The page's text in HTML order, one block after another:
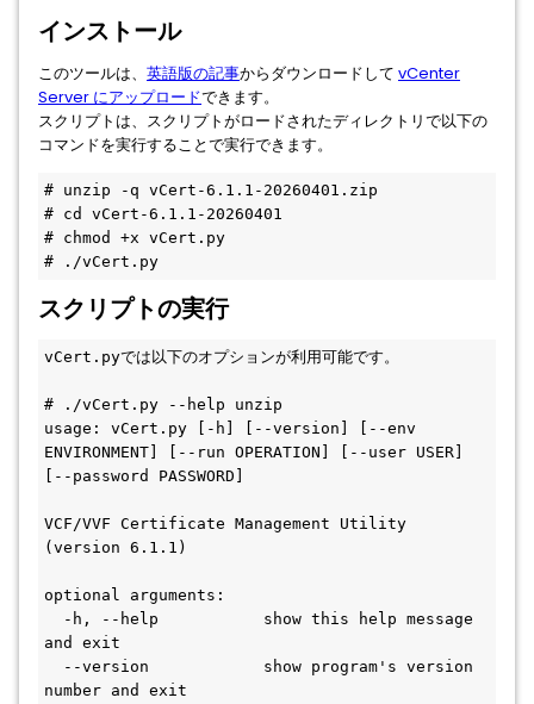
インストール
このツールは、 英語版の記事からダウンロードして vCenter
Server にアップロードできます。
スクリプトは、スクリプトがロードされたディレクトリで以下の
コマンドを実行することで実行できます。
# unzip -q vCert-6.1.1-20260401.zip
# cd vCert-6.1.1-20260401
# chmod +x vCert.py
# ./vCert.py
スクリプトの実行
vCert.pyでは以下のオプションが利用可能です。
# ./vCert.py --help unzip
usage: vCert.py [-h] [--version] [--env
ENVIRONMENT] [--run OPERATION] [--user USER]
[--password PASSWORD]
VCF/VVF Certificate Management Utility
(version 6.1.1)
optional arguments:
-h, --help           show this help message
and exit
--version            show program's version
number and exit